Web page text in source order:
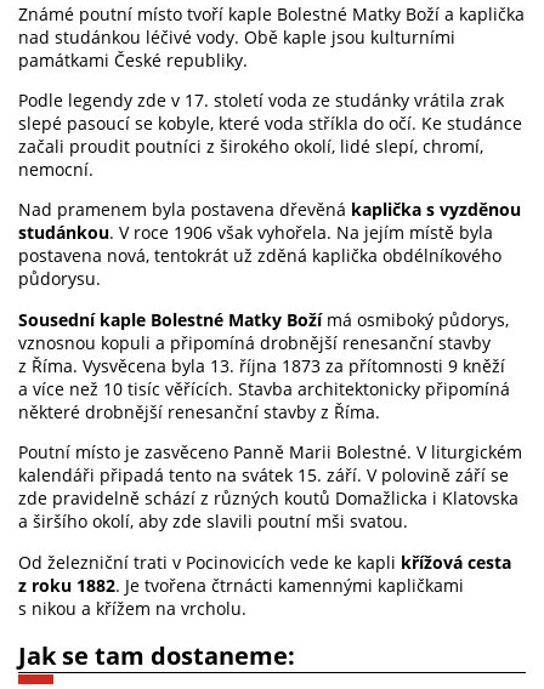
Kalendář akcí
Praktické informace
Foto video
Známé poutní místo tvoří kaple Bolestné Matky Boží a kaplička
nad studánkou léčivé vody. Obě kaple jsou kulturními
památkami České republiky.
Podle legendy zde v 17. století voda ze studánky vrátila zrak
slepé pasoucí se kobyle, které voda stříkla do očí. Ke studánce
začali proudit poutníci z širokého okolí, lidé slepí, chromí,
nemocní.
Nad pramenem byla postavena dřevěná kaplička s vyzděnou
studánkou. V roce 1906 však vyhořela. Na jejím místě byla
postavena nová, tentokrát už zděná kaplička obdélníkového
půdorysu.
Sousední kaple Bolestné Matky Božímá osmiboký půdorys,
vznosnou kopuli a připomíná drobnější renesanční stavby
z Říma. Vysvěcena byla 13. října 1873 za přítomnosti 9 kněží
a více než 10 tisíc věřících. Stavba architektonicky připomíná
některé drobnější renesanční stavby z Říma.
Poutní místo je zasvěceno Panně Marii Bolestné. V liturgickém
kalendáři připadá tento na svátek 15. září. V polovině září se
zde pravidelně schází z různých koutů Domažlicka i Klatovska
a širšího okolí, aby zde slavili poutní mši svatou.
Od železniční trati v Pocinovicích vede ke kapli křížová cesta
z roku 1882. Je tvořena čtrnácti kamennými kapličkami
s nikou a křížem na vrcholu.
Jak se tam dostaneme: